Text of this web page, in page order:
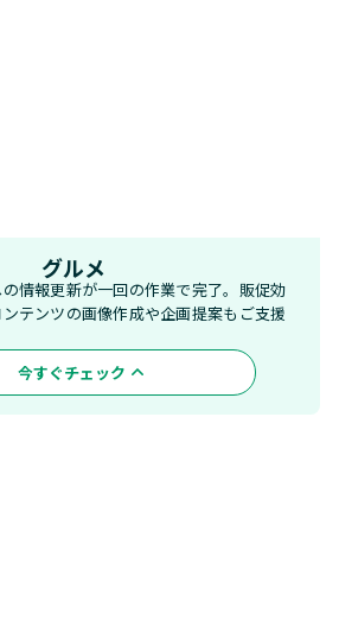
グルメ
情報更新が一回の作業で完了。販促効
テンツの画像作成や企画提案もご支援
今すぐチェック